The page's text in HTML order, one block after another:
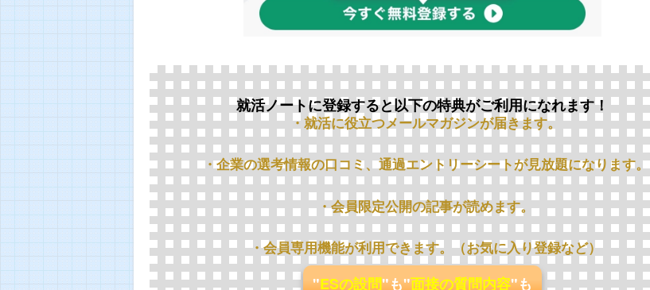
就活ノートに登録すると以下の特典がご利用になれます！
・就活に役立つメールマガジンが届きます。
・企業の選考情報の口コミ、通過エントリーシートが見放題になります。
・会員限定公開の記事が読めます。
・会員専用機能が利用できます。（お気に入り登録など）
"ESの設問"も"面接の質問内容"も